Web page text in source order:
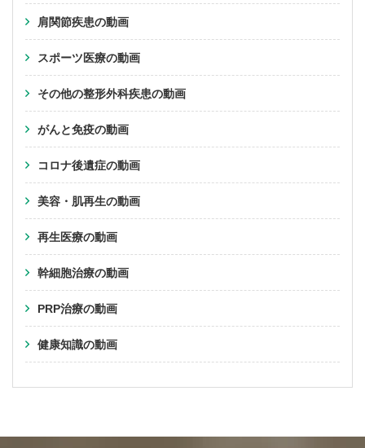
肩関節疾患の動画
スポーツ医療の動画
その他の整形外科疾患の動画
がんと免疫の動画
コロナ後遺症の動画
美容・肌再生の動画
再生医療の動画
幹細胞治療の動画
PRP治療の動画
健康知識の動画